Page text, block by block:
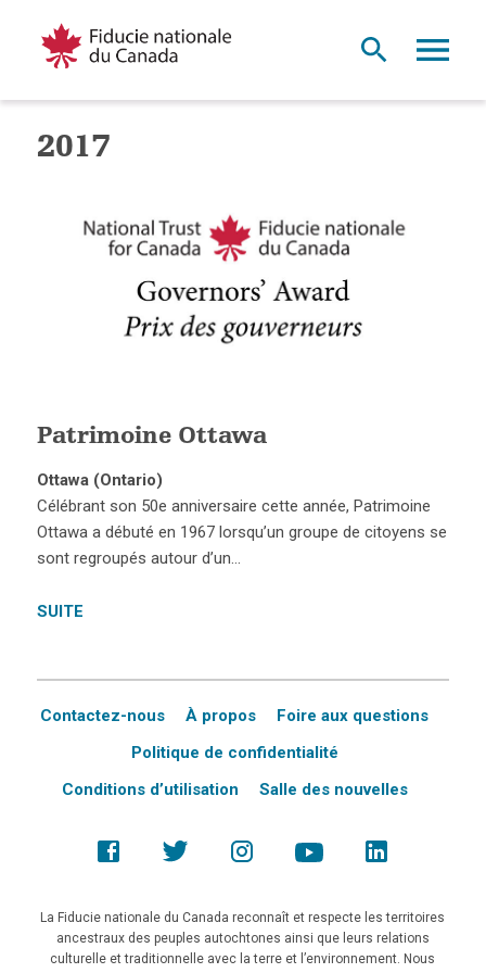
2017
Patrimoine Ottawa
Ottawa (Ontario)
Célébrant son 50e anniversaire cette année, Patrimoine
Ottawa a débuté en 1967 lorsqu’un groupe de citoyens se
sont regroupés autour d’un…
SUITE
Contactez-nous À propos
Foire aux questions
Politique de confidentialité
Conditions d’utilisation
Salle des nouvelles
La Fiducie nationale du Canada reconnaît et respecte les territoires
ancestraux des peuples autochtones ainsi que leurs relations
culturelle et traditionnelle avec la terre et l’environnement. Nous